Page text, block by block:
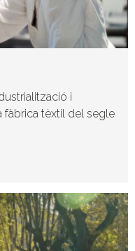
i
fàbrica tèxtil del segle